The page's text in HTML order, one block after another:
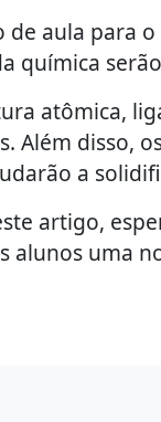
aula para
química
atômica,
Além disso,
a
artigo,
alunos uma